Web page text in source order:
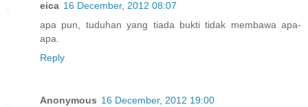
eica 16 December, 2012 08:07
apa pun, tuduhan yang tiada bukti tidak membawa apa-
apa.
Reply
Anonymous 16 December, 2012 19:00